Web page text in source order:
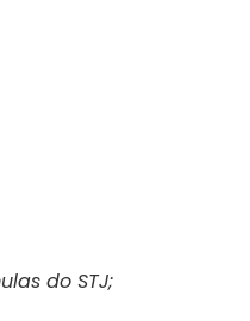
do STJ;